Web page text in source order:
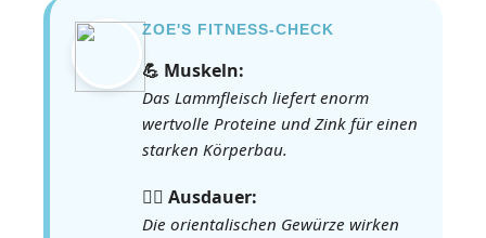
ZOE'S FITNESS-CHECK
💪 Muskeln:
Das Lammfleisch liefert enorm
wertvolle Proteine und Zink für einen
starken Körperbau.
🏃‍♀️ Ausdauer:
Die orientalischen Gewürze wirken